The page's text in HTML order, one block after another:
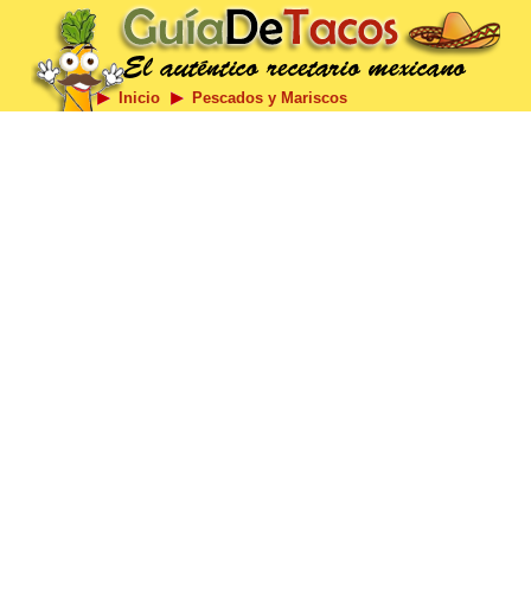
Inicio Pescados y Mariscos